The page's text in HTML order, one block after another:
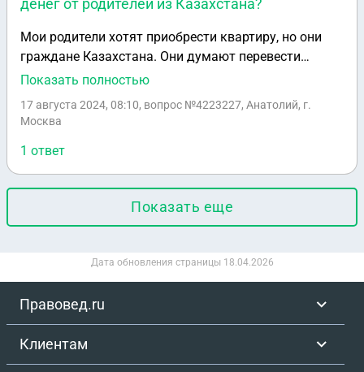
денег от родителей из Казахстана?
Мои родители хотят приобрести квартиру, но они
граждане Казахстана. Они думают перевести
деньги мне, сыну. Сумма около 6 - 7 млн рублей. Как
вопросов от банка или налоговой. О переводе такой
свыше 500тысяч то банк или налоговая
запрашивает справку о легализации денег.
Показать полностью
17 августа 2024, 08:10, вопрос №4223227, Анатолий, г.
Москва
1 ответ
Показать еще
Дата обновления страницы 18.04.2026
Правовед.ru
Клиентам